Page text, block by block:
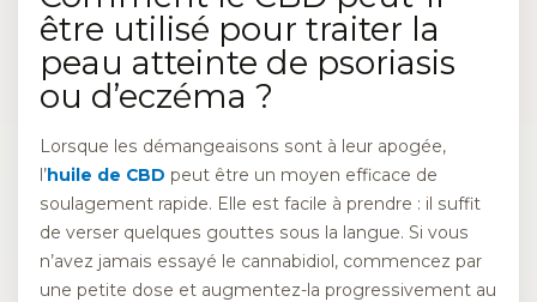
être utilisé pour traiter la
peau atteinte de psoriasis
ou d’eczéma ?
Lorsque les démangeaisons sont à leur apogée,
l’huile de CBD peut être un moyen efficace de
soulagement rapide. Elle est facile à prendre : il suffit
de verser quelques gouttes sous la langue. Si vous
n’avez jamais essayé le cannabidiol, commencez par
une petite dose et augmentez-la progressivement au